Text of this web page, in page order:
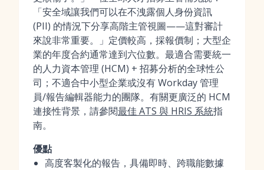
「安全域讓我們可以在不洩露個人身份資訊
(PII) 的情況下分享高階主管視圖——這對審計
來說非常重要。」定價較高，採報價制；大型企
業的年度合約通常達到六位數。最適合需要統一
的人力資本管理 (HCM) + 招募分析的全球性公
司；不適合中小型企業或沒有 Workday 管理
員/報告編輯器能力的團隊。有關更廣泛的 HCM
連接性背景，請參閱最佳 ATS 與 HRIS 系統指
南。
優點
高度客製化的報告，具備即時、跨職能數據